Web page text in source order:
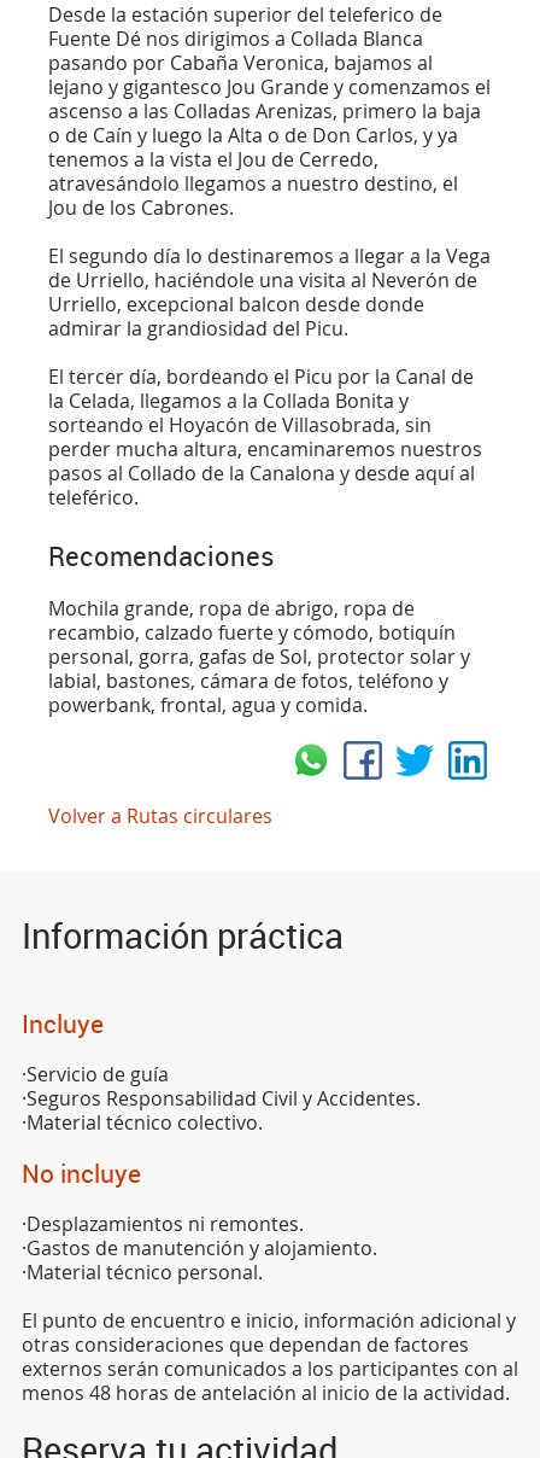
Desde la estación superior del teleferico de
Fuente Dé nos dirigimos a Collada Blanca
pasando por Cabaña Veronica, bajamos al
lejano y gigantesco Jou Grande y comenzamos el
ascenso a las Colladas Arenizas, primero la baja
o de Caín y luego la Alta o de Don Carlos, y ya
tenemos a la vista el Jou de Cerredo,
atravesándolo llegamos a nuestro destino, el
Jou de los Cabrones.
El segundo día lo destinaremos a llegar a la Vega
de Urriello, haciéndole una visita al Neverón de
Urriello, excepcional balcon desde donde
admirar la grandiosidad del Picu.
El tercer día, bordeando el Picu por la Canal de
la Celada, llegamos a la Collada Bonita y
sorteando el Hoyacón de Villasobrada, sin
perder mucha altura, encaminaremos nuestros
pasos al Collado de la Canalona y desde aquí al
teleférico.
Recomendaciones
Mochila grande, ropa de abrigo, ropa de
recambio, calzado fuerte y cómodo, botiquín
personal, gorra, gafas de Sol, protector solar y
labial, bastones, cámara de fotos, teléfono y
powerbank, frontal, agua y comida.
Volver a Rutas circulares
Información práctica
Incluye
·Servicio de guía
·Seguros Responsabilidad Civil y Accidentes.
·Material técnico colectivo.
No incluye
·Desplazamientos ni remontes.
·Gastos de manutención y alojamiento.
·Material técnico personal.
El punto de encuentro e inicio, información adicional y
otras consideraciones que dependan de factores
externos serán comunicados a los participantes con al
menos 48 horas de antelación al inicio de la actividad.